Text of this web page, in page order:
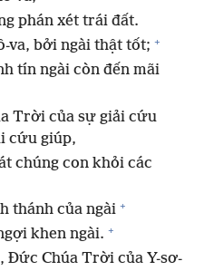
phán xét trái đất.
va, bởi ngài thật tốt; +
tín ngài còn đến mãi
Trời của sự giải cứu
cứu giúp,
chúng con khỏi các
thánh của ngài +
khen ngài. +
Đức Chúa Trời của Y-sơ-